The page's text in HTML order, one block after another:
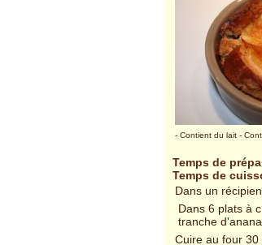
- Contient du lait -
Temps de
Temps de
Dans un
Dans 6 plats à
tranche
Cuire au four 30